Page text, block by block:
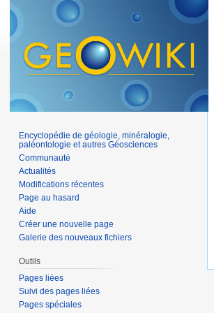
Encyclopédie de géologie, minéralogie,
paléontologie et autres Géosciences
Communauté
Actualités
Modifications récentes
Page au hasard
Aide
Créer une nouvelle page
Galerie des nouveaux fichiers
Outils
Pages liées
Suivi des pages liées
Pages spéciales